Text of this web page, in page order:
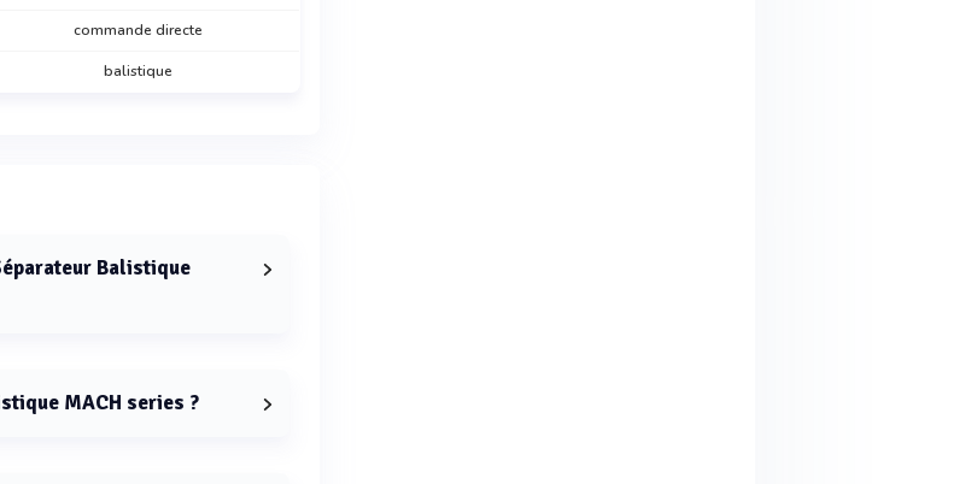
commande directe
balistique
Balistique
MACH series ?